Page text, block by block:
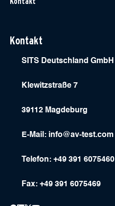
Kontakt
SITS Deutschland GmbH
Klewitzstraße 7
39112 Magdeburg
E-Mail: info@av-test.com
Telefon: +49 391 6075460
Fax: +49 391 6075469